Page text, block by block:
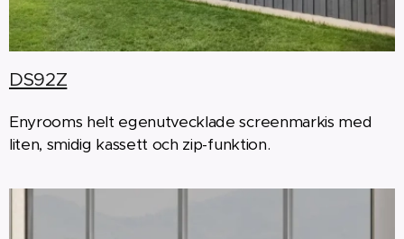
DS92Z
Enyrooms helt egenutvecklade screenmarkis med
liten, smidig kassett och zip-funktion.